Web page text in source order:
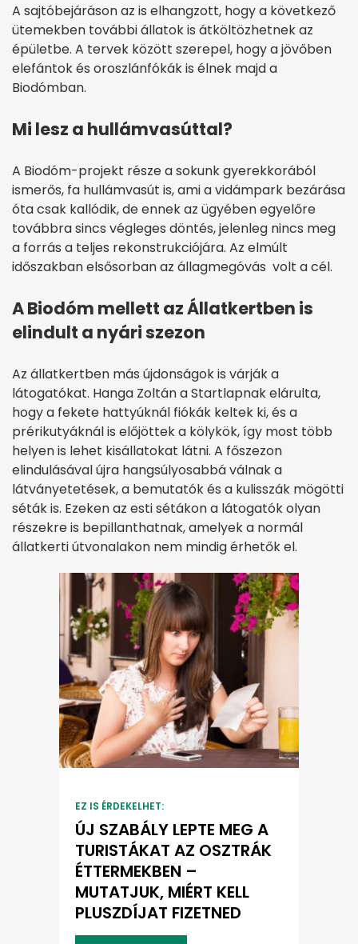
A sajtóbejáráson az is elhangzott, hogy a következő
ütemekben további állatok is átköltözhetnek az
épületbe. A tervek között szerepel, hogy a jövőben
elefántok és oroszlánfókák is élnek majd a
Biodómban.
Mi lesz a hullámvasúttal?
A Biodóm-projekt része a sokunk gyerekkorából
ismerős, fa hullámvasút is, ami a vidámpark bezárása
óta csak kallódik, de ennek az ügyében egyelőre
továbbra sincs végleges döntés, jelenleg nincs meg
a forrás a teljes rekonstrukciójára. Az elmúlt
időszakban elsősorban az állagmegóvás volt a cél.
A Biodóm mellett az Állatkertben is
elindult a nyári szezon
Az állatkertben más újdonságok is várják a
látogatókat. Hanga Zoltán a Startlapnak elárulta,
hogy a fekete hattyúknál fiókák keltek ki, és a
prérikutyáknál is előjöttek a kölykök, így most több
helyen is lehet kisállatokat látni. A főszezon
elindulásával újra hangsúlyosabbá válnak a
látványetetések, a bemutatók és a kulisszák mögötti
séták is. Ezeken az esti sétákon a látogatók olyan
részekre is bepillanthatnak, amelyek a normál
állatkerti útvonalakon nem mindig érhetők el.
EZ IS ÉRDEKELHET:
ÚJ SZABÁLY LEPTE MEG A
TURISTÁKAT AZ OSZTRÁK
ÉTTERMEKBEN –
MUTATJUK, MIÉRT KELL
PLUSZDÍJAT FIZETNED